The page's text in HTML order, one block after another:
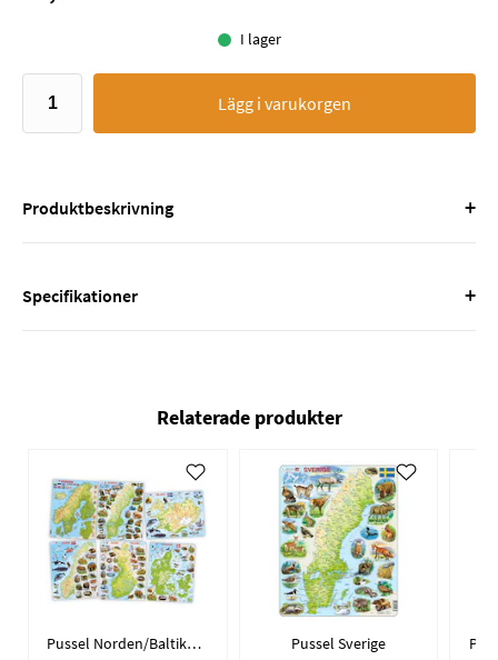
I lager
Lägg i varukorgen
Produktbeskrivning +
Specifikationer +
Relaterade produkter
Pussel Norden/Baltikum / 6 olika Pussel Sverige